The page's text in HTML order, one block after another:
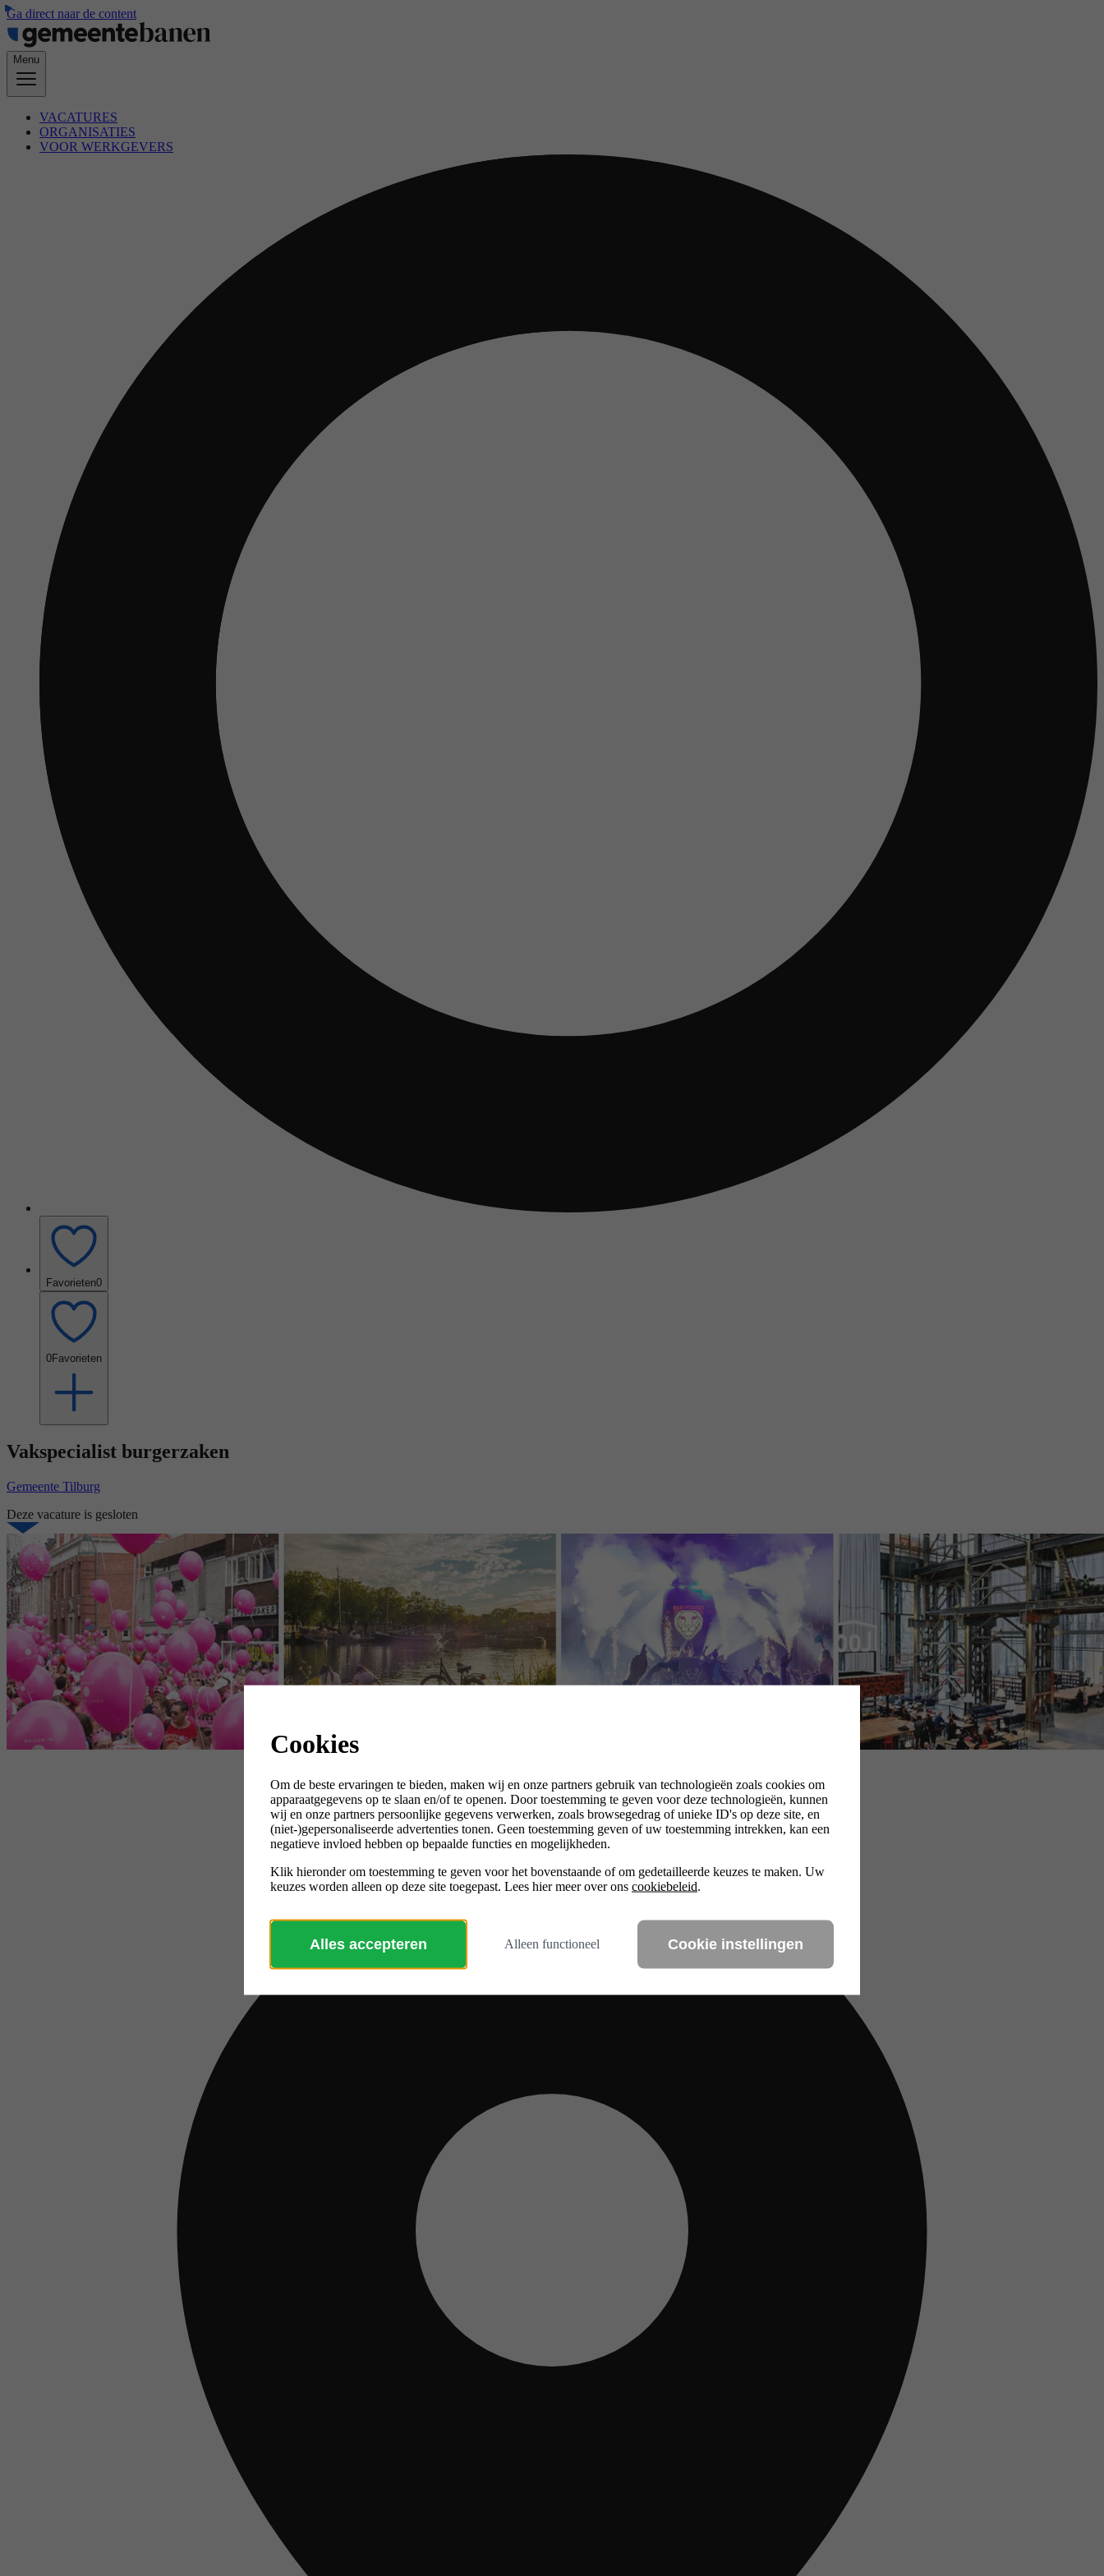
Ga direct naar de content
Menu
VACATURES
ORGANISATIES
VOOR WERKGEVERS
Favorieten0
0Favorieten
Vakspecialist burgerzaken
Gemeente Tilburg
Deze vacature is gesloten
Cookies
Om de beste ervaringen te bieden, maken wij en onze partners gebruik van technologieën zoals cookies om
apparaatgegevens op te slaan en/of te openen. Door toestemming te geven voor deze technologieën, kunnen
wij en onze partners persoonlijke gegevens verwerken, zoals browsegedrag of unieke ID's op deze site, en
(niet-)gepersonaliseerde advertenties tonen. Geen toestemming geven of uw toestemming intrekken, kan een
negatieve invloed hebben op bepaalde functies en mogelijkheden.
Klik hieronder om toestemming te geven voor het bovenstaande of om gedetailleerde keuzes te maken. Uw
keuzes worden alleen op deze site toegepast. Lees hier meer over ons cookiebeleid.
Alles accepteren Alleen functioneel Cookie instellingen